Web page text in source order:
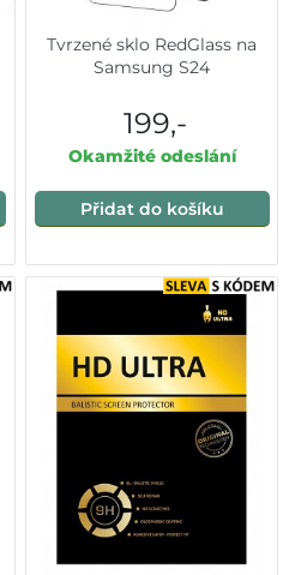
Tvrzené sklo RedGlass na
Samsung S24
199,-
Okamžité odeslání
Přidat do košíku